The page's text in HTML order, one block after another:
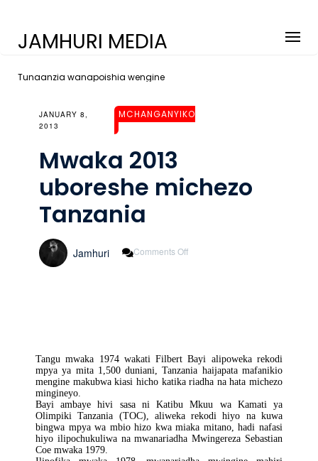
JAMHURI MEDIA
Tunaanzia wanapoishia wengine
JANUARY 8,
2013
MCHANGANYIKO
Mwaka 2013
uboreshe michezo
Tanzania
Jamhuri Comments Off
Tangu mwaka 1974 wakati Filbert Bayi alipoweka rekodi
mpya ya mita 1,500 duniani, Tanzania haijapata mafanikio
mengine makubwa kiasi hicho katika riadha na hata michezo
mingineyo.
Bayi ambaye hivi sasa ni Katibu Mkuu wa Kamati ya
Olimpiki Tanzania (TOC), aliweka rekodi hiyo na kuwa
bingwa mpya wa mbio hizo kwa miaka mitano, hadi nafasi
hiyo ilipochukuliwa na mwanariadha Mwingereza Sebastian
Coe mwaka 1979.